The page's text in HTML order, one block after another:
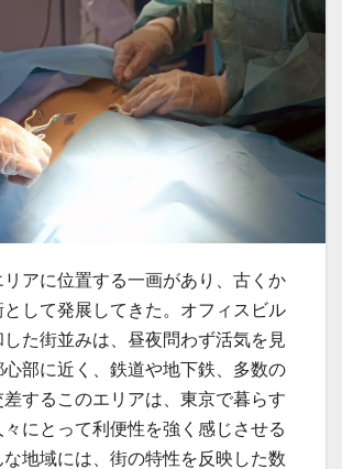
アに位置する一画があり、古くか
して発展してきた。 オフィスビル
した街並みは、昼夜問わず活気を見
部に近く、鉄道や地下鉄、多数の
するこのエリアは、東京で暮らす
々にとって利便性を強く感じさせる
地域には、街の特性を反映した数